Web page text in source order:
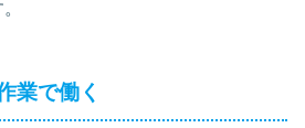
業で働く